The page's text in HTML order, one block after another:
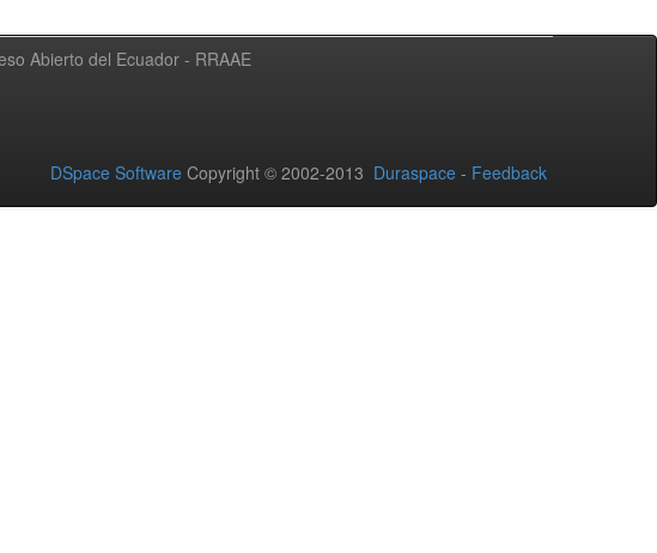
Abierto del Ecuador - RRAAE
DSpace Software Copyright © 2002-2013 Duraspace - Feedback